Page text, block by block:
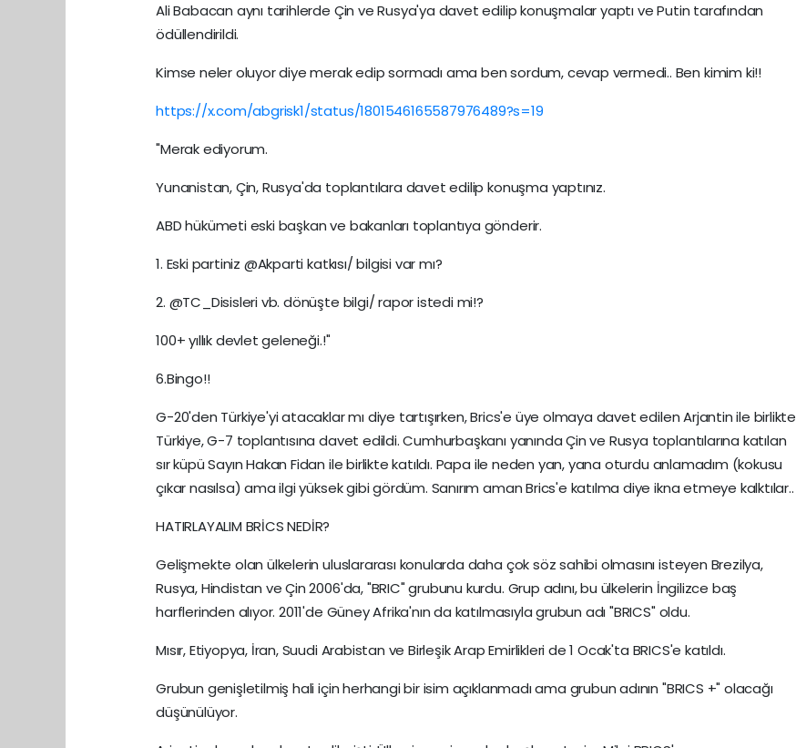
Ali Babacan aynı tarihlerde Çin ve Rusya'ya davet edilip konuşmalar yaptı ve Putin tarafından
ödüllendirildi.
Kimse neler oluyor diye merak edip sormadı ama ben sordum, cevap vermedi.. Ben kimim ki!!
https://x.com/abgrisk1/status/1801546165587976489?s=19
"Merak ediyorum.
Yunanistan, Çin, Rusya'da toplantılara davet edilip konuşma yaptınız.
ABD hükümeti eski başkan ve bakanları toplantıya gönderir.
1. Eski partiniz @Akparti katkısı/ bilgisi var mı?
2. @TC_Disisleri vb. dönüşte bilgi/ rapor istedi mi!?
100+ yıllık devlet geleneği.!"
6.Bingo!!
G-20'den Türkiye'yi atacaklar mı diye tartışırken, Brics'e üye olmaya davet edilen Arjantin ile birlikte
Türkiye, G-7 toplantısına davet edildi. Cumhurbaşkanı yanında Çin ve Rusya toplantılarına katılan
sır küpü Sayın Hakan Fidan ile birlikte katıldı. Papa ile neden yan, yana oturdu anlamadım (kokusu
çıkar nasılsa) ama ilgi yüksek gibi gördüm. Sanırım aman Brics'e katılma diye ikna etmeye kalktılar..
HATIRLAYALIM BRİCS NEDİR?
Gelişmekte olan ülkelerin uluslararası konularda daha çok söz sahibi olmasını isteyen Brezilya,
Rusya, Hindistan ve Çin 2006'da, "BRIC" grubunu kurdu. Grup adını, bu ülkelerin İngilizce baş
harflerinden alıyor. 2011'de Güney Afrika'nın da katılmasıyla grubun adı "BRICS" oldu.
Mısır, Etiyopya, İran, Suudi Arabistan ve Birleşik Arap Emirlikleri de 1 Ocak'ta BRICS'e katıldı.
Grubun genişletilmiş hali için herhangi bir isim açıklanmadı ama grubun adının "BRICS +" olacağı
düşünülüyor.